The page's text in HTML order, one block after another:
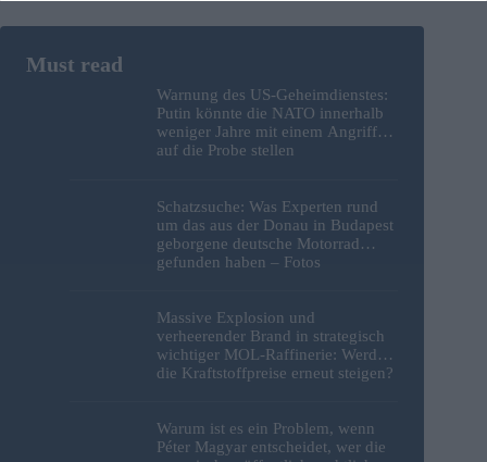
Warnung des US-Geheimdienstes:
Putin könnte die NATO innerhalb
weniger Jahre mit einem Angriff
auf die Probe stellen
Schatzsuche: Was Experten rund
um das aus der Donau in Budapest
geborgene deutsche Motorrad
gefunden haben – Fotos
Massive Explosion und
verheerender Brand in strategisch
wichtiger MOL-Raffinerie: Werden
die Kraftstoffpreise erneut steigen?
Warum ist es ein Problem, wenn
Péter Magyar entscheidet, wer die